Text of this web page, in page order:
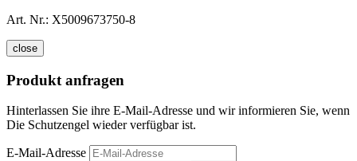
Art. Nr.: X5009673750-8
close
Produkt anfragen
Hinterlassen Sie ihre E-Mail-Adresse und wir informieren Sie, wenn
Die Schutzengel wieder verfügbar ist.
E-Mail-Adresse